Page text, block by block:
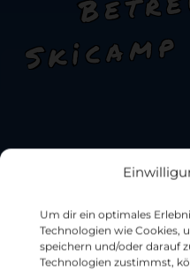
Um dir ein optimales
Technologien wie Cookies,
speichern und/oder darauf
Technologien zustimmst,